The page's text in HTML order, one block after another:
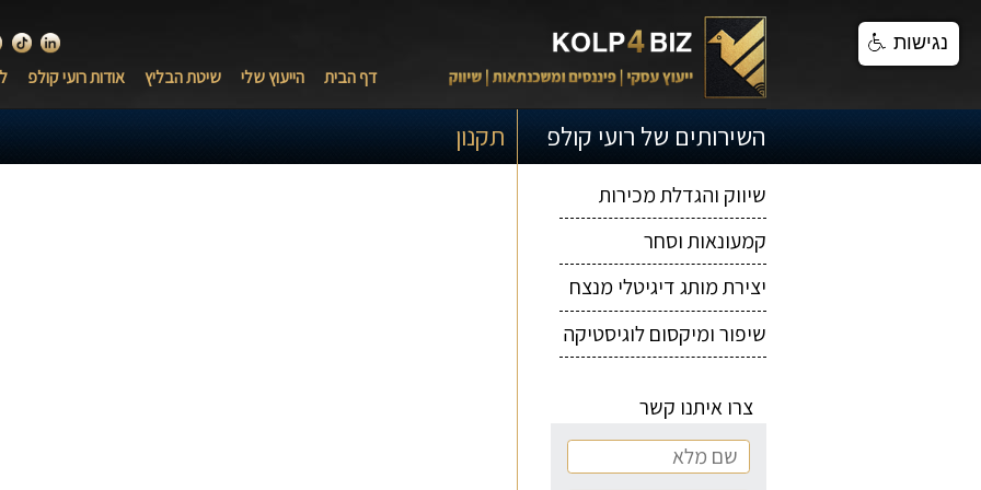
טיק
לינקדאין דף הבית הייעוץ שלי שיטת הבליץ אודות רועי קולפ
השירותים של רועי קולפ
ייעוץ עסקי
תקנון
שיווק והגדלת מכירות
קמעונאות וסחר
יצירת מותג דיגיטלי מנצח
שיפור ומיקסום לוגיסטיקה
צרו איתנו קשר
נגישות